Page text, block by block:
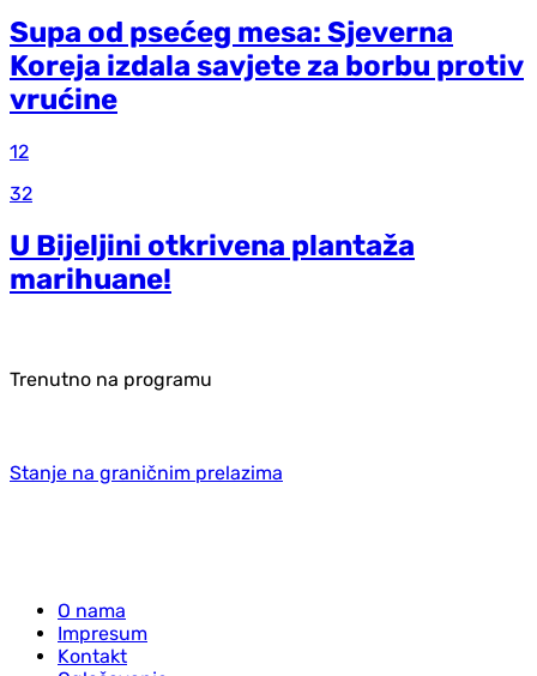
Supa od psećeg mesa: Sjeverna
Koreja izdala savjete za borbu protiv
vrućine
12
32
U Bijeljini otkrivena plantaža
marihuane!
Trenutno na programu
Stanje na graničnim prelazima
O nama
Impresum
Kontakt